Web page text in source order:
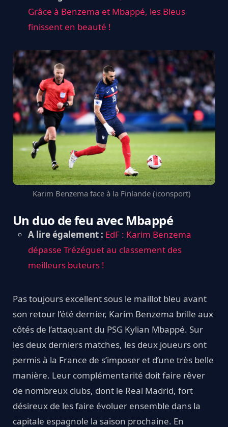
Grâce à Benzema et Mbappé, les Bleus
finissent en beauté !
Karim Benzema face à la Finlande (iconsport)
Un duo de feu avec Mbappé
A lire également : EdF : Karim Benzema
dépasse Trézéguet au classement des
meilleurs buteurs !
Pas toujours excellent sous le maillot bleu avant
son retour l’été dernier, Karim Benzema brille aux
côtés de l’attaquant du PSG Kylian Mbappé. Sur
les deux derniers matches, les deux joueurs ont
permis à la France de s’imposer et d’une très belle
manière. Leur complémentarité doit faire rêver
de nombreux clubs, dont le Real Madrid, fort
désireux de les faire évoluer ensemble dans la
capitale espagnole la saison prochaine. En